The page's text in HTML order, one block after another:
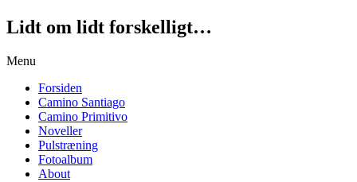
Lidt om lidt forskelligt…
Menu
content
Forsiden
Camino Santiago
Camino Primitivo
Noveller
Pulstræning
Fotoalbum
About